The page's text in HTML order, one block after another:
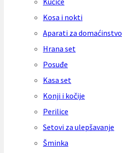
Kosa i nokti
Aparati za domaćinstvo
Hrana set
Posuđe
Kasa set
Konji i kočije
Perilice
Setovi za ulepšavanje
Šminka